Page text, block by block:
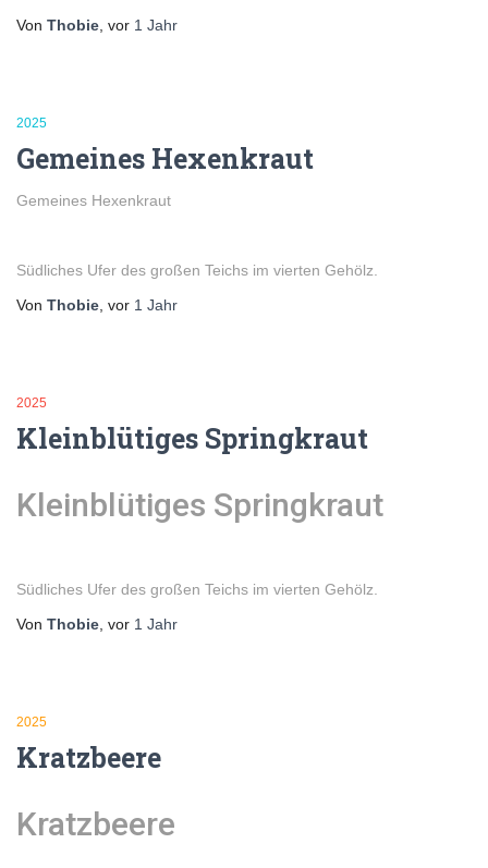
Von Thobie , vor 1 Jahr
2025
Gemeines Hexenkraut
Gemeines Hexenkraut
Südliches Ufer des großen Teichs im vierten Gehölz.
Von Thobie , vor 1 Jahr
2025
Kleinblütiges Springkraut
Kleinblütiges Springkraut
Südliches Ufer des großen Teichs im vierten Gehölz.
Von Thobie , vor 1 Jahr
2025
Kratzbeere
Kratzbeere